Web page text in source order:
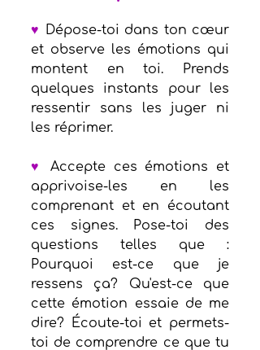
♥ Dépose-toi dans ton cœur
et observe les émotions qui
montent en toi. Prends
quelques instants pour les
ressentir sans les juger ni
les réprimer.
♥
Accepte ces émotions et
apprivoise-les en les
comprenant et en écoutant
ces signes. Pose-toi des
questions telles que :
Pourquoi est-ce que je
ressens ça? Qu'est-ce que
cette émotion essaie de me
dire? Écoute-toi et permets-
toi de comprendre ce que tu